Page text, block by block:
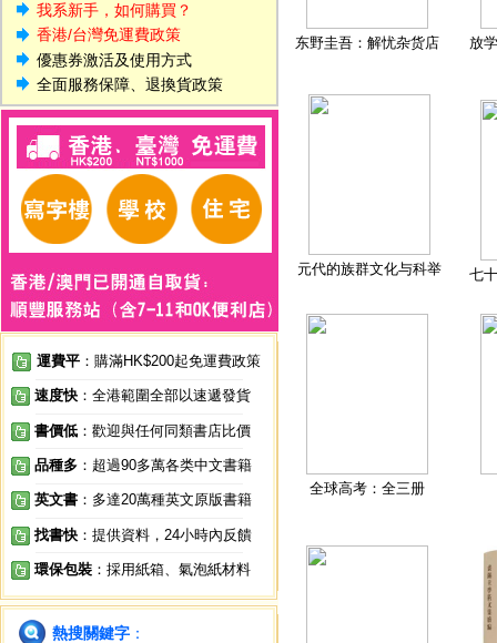
我系新手，如何購買？
香港/台灣免運費政策
優惠券激活及使用方式
全面服務保障、退換貨政策
運費平 ：購滿HK$200起免運費政策
速度快 ：全港範圍全部以速遞發貨
書價低 ：歡迎與任何同類書店比價
品種多 ：超過90多萬各类中文書籍
英文書 ：多達20萬種英文原版書籍
找書快 ：提供資料，24小時內反饋
環保包裝 ：採用紙箱、氣泡紙材料
熱搜關鍵字 ：
东野圭吾：解忧杂货店 放
元代的族群文化与科举 七
全球高考：全三册